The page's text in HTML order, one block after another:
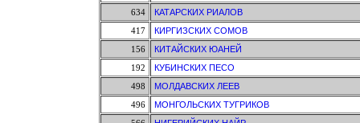
634
КАТАРСКИХ РИАЛОВ
417
КИРГИЗСКИХ СОМОВ
156
КИТАЙСКИХ ЮАНЕЙ
192
КУБИНСКИХ ПЕСО
498
МОЛДАВСКИХ ЛЕЕВ
496
МОНГОЛЬСКИХ ТУГРИКОВ